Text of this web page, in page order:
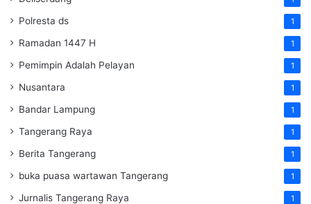
Polresta ds 1
Ramadan 1447 H 1
Pemimpin Adalah Pelayan 1
Nusantara 1
Bandar Lampung 1
Tangerang Raya 1
Berita Tangerang 1
buka puasa wartawan Tangerang 1
Jurnalis Tangerang Raya 1